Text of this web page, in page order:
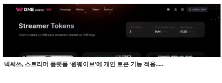
넥써쓰, 스트리머 플랫폼 ‘원웨이브’에 개인 토큰 기능 적용.....